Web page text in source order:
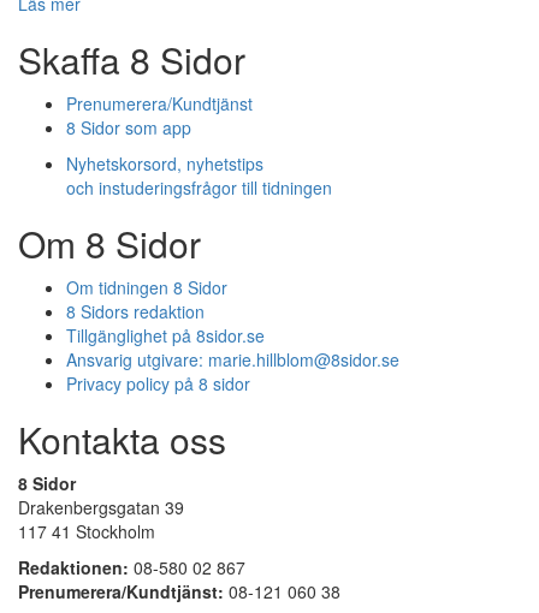
Skaffa 8 Sidor
Prenumerera/Kundtjänst
8 Sidor som app
Nyhetskorsord, nyhetstips
och instuderingsfrågor till tidningen
Om 8 Sidor
Om tidningen 8 Sidor
8 Sidors redaktion
Tillgänglighet på 8sidor.se
Ansvarig utgivare: marie.hillblom@8sidor.se
Privacy policy på 8 sidor
Kontakta oss
8 Sidor
Drakenbergsgatan 39
117 41 Stockholm
Redaktionen: 08-580 02 867
Prenumerera/Kundtjänst: 08-121 060 38